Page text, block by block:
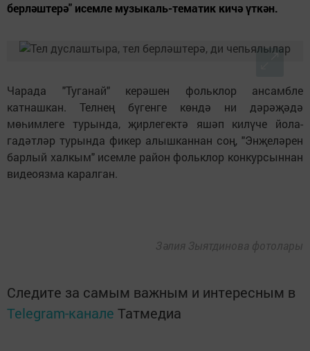
берләштерә" исемле музыкаль-тематик кичә үткән.
Чарада "Туганай" керәшен фольклор ансамбле
катнашкан. Телнең бүгенге көндә ни дәрәҗәдә
мөһимлеге турында, җирлегектә яшәп килүче йола-
гадәтләр турында фикер алышканнан соң, "Энҗеләрен
барлый халкым" исемле район фольклор конкурсыннан
видеоязма каралган.
Зәлия Зыятдинова фотолары
Следите за самым важным и интересным в
Telegram-канале Татмедиа